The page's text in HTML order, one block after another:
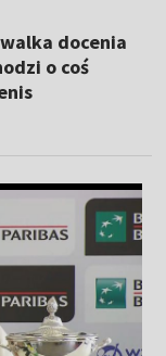
docenia
o coś